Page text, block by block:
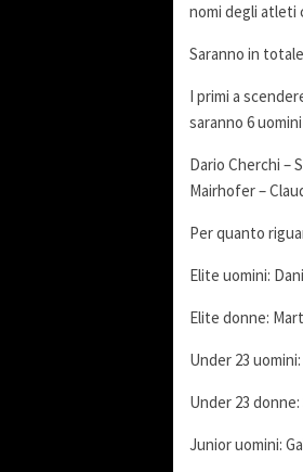
nomi degli atleti
Saranno in
I primi a
saranno 6
Dario Cherchi –
Mairhofer –
Per quanto
Elite uomini:
Elite donne:
Under 23
Under 23
Junior uomini: